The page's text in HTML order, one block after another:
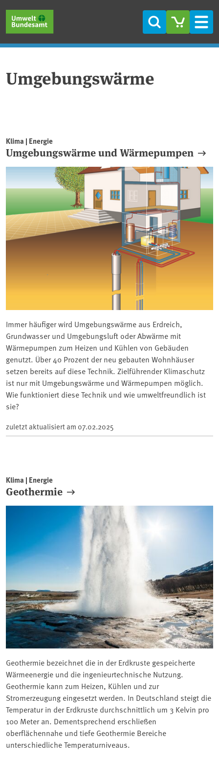
Suche
Umgebungswärme
Klima | Energie
Umgebungswärme und Wärmepumpen
Immer häufiger wird Umgebungswärme aus Erdreich,
Grundwasser und Umgebungsluft oder Abwärme mit
Wärmepumpen zum Heizen und Kühlen von Gebäuden
genutzt. Über 40 Prozent der neu gebauten Wohnhäuser
setzen bereits auf diese Technik. Zielführender Klimaschutz
ist nur mit Umgebungswärme und Wärmepumpen möglich.
Wie funktioniert diese Technik und wie umweltfreundlich ist
sie?
zuletzt aktualisiert am 07.02.2025
Klima | Energie
Geothermie
Geothermie bezeichnet die in der Erdkruste gespeicherte
Wärmeenergie und die ingenieurtechnische Nutzung.
Geothermie kann zum Heizen, Kühlen und zur
Stromerzeugung eingesetzt werden. In Deutschland steigt die
Temperatur in der Erdkruste durchschnittlich um 3 Kelvin pro
100 Meter an. Dementsprechend erschließen
oberflächennahe und tiefe Geothermie Bereiche
unterschiedliche Temperaturniveaus.